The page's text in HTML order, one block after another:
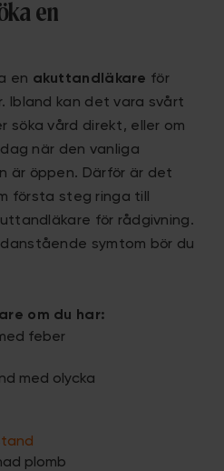
en
en akuttandläkare för
Ibland kan det vara svårt
söka vård direkt, eller om
när den vanliga
är öppen. Därför är det
första steg ringa till
för rådgivning.
symtom bör du
om du har:
feber
med olycka
plomb